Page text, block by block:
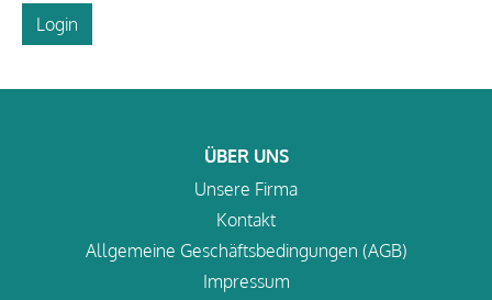
Login
ÜBER UNS
Unsere Firma
Kontakt
Allgemeine Geschäftsbedingungen (AGB)
Impressum